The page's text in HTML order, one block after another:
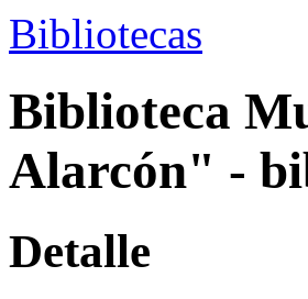
Bibliotecas
Biblioteca
Alarcón" -
Detalle